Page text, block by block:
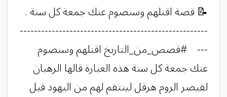
​​​​​​​​​​​​​​​​​​​​​​​​​​​​​​​​​​​​​​​​​​​​​​​​​​​​​​​​​​📝 قصة اقتلهم وسنصوم عنك جمعة كل سنة .
-----------------------------------------------------
--- #قصص_من_التاريخ اقتلهم وسنصوم
عنك جمعة كل سنة هذه العبارة قالها الرهبان
لقيصر الروم هرقل لينتقم لهم من اليهود قبل